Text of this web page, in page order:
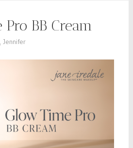
BB Cream
Jennifer